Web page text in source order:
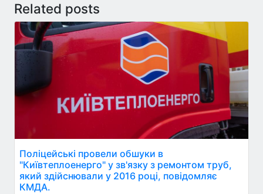
Related posts
Поліцейські провели обшуки в
"Київтеплоенерго" у зв'язку з ремонтом труб,
який здійснювали у 2016 році, повідомляє
КМДА.